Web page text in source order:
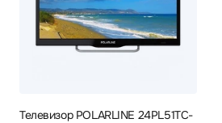
Телевизор POLARLINE 24PL51TC-